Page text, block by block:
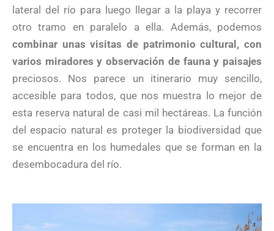
lateral del río para luego llegar a la playa y recorrer
otro tramo en paralelo a ella. Además, podemos
combinar unas visitas de patrimonio cultural, con
varios miradores y observación de fauna y paisajes
preciosos. Nos parece un itinerario muy sencillo,
accesible para todos, que nos muestra lo mejor de
esta reserva natural de casi mil hectáreas. La función
del espacio natural es proteger la biodiversidad que
se encuentra en los humedales que se forman en la
desembocadura del río.